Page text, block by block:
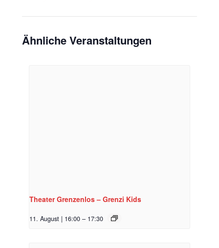
Ähnliche Veranstaltungen
Theater Grenzenlos – Grenzi Kids
11. August | 16:00 – 17:30